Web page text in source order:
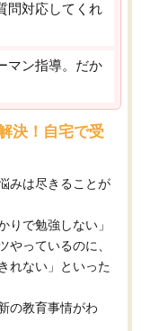
問対応してくれ
マン指導。だか
決！自宅で受
みは尽きることが
りで勉強しない」
やっているのに、
れない」といった
の教育事情がわ